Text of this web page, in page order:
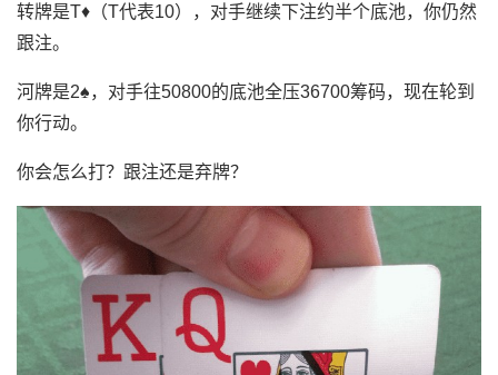
转牌是T♦（T代表10），对手继续下注约半个底池，你仍然
跟注。
河牌是2♠，对手往50800的底池全压36700筹码，现在轮到
你行动。
你会怎么打？跟注还是弃牌？